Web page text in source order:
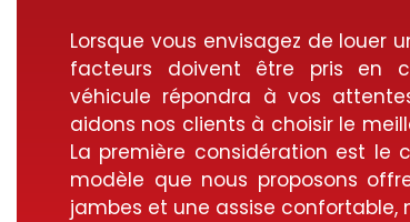
Lorsque vous envisagez de louer
facteurs doivent être pris en
véhicule répondra à vos attentes.
aidons nos clients à choisir le
La première considération est le
modèle que nous proposons
jambes et une assise confortable,